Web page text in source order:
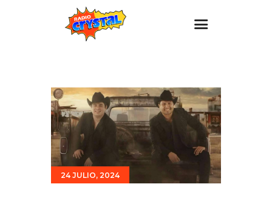
Estaciones
Eventos
Promociones
Noticias
Para ti
24 JULIO, 2024